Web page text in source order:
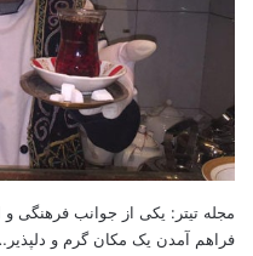
مجله تیتر: یکی از جوانب فرهنگی و
فراهم آمدن یک مکان گرم و